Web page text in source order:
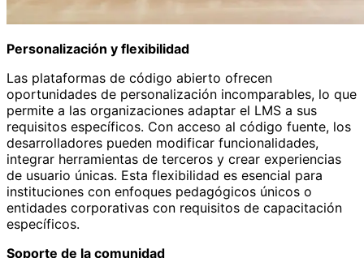
Personalización y flexibilidad
Las plataformas de código abierto ofrecen
oportunidades de personalización incomparables, lo que
permite a las organizaciones adaptar el LMS a sus
requisitos específicos. Con acceso al código fuente, los
desarrolladores pueden modificar funcionalidades,
integrar herramientas de terceros y crear experiencias
de usuario únicas. Esta flexibilidad es esencial para
instituciones con enfoques pedagógicos únicos o
entidades corporativas con requisitos de capacitación
específicos.
Soporte de la comunidad